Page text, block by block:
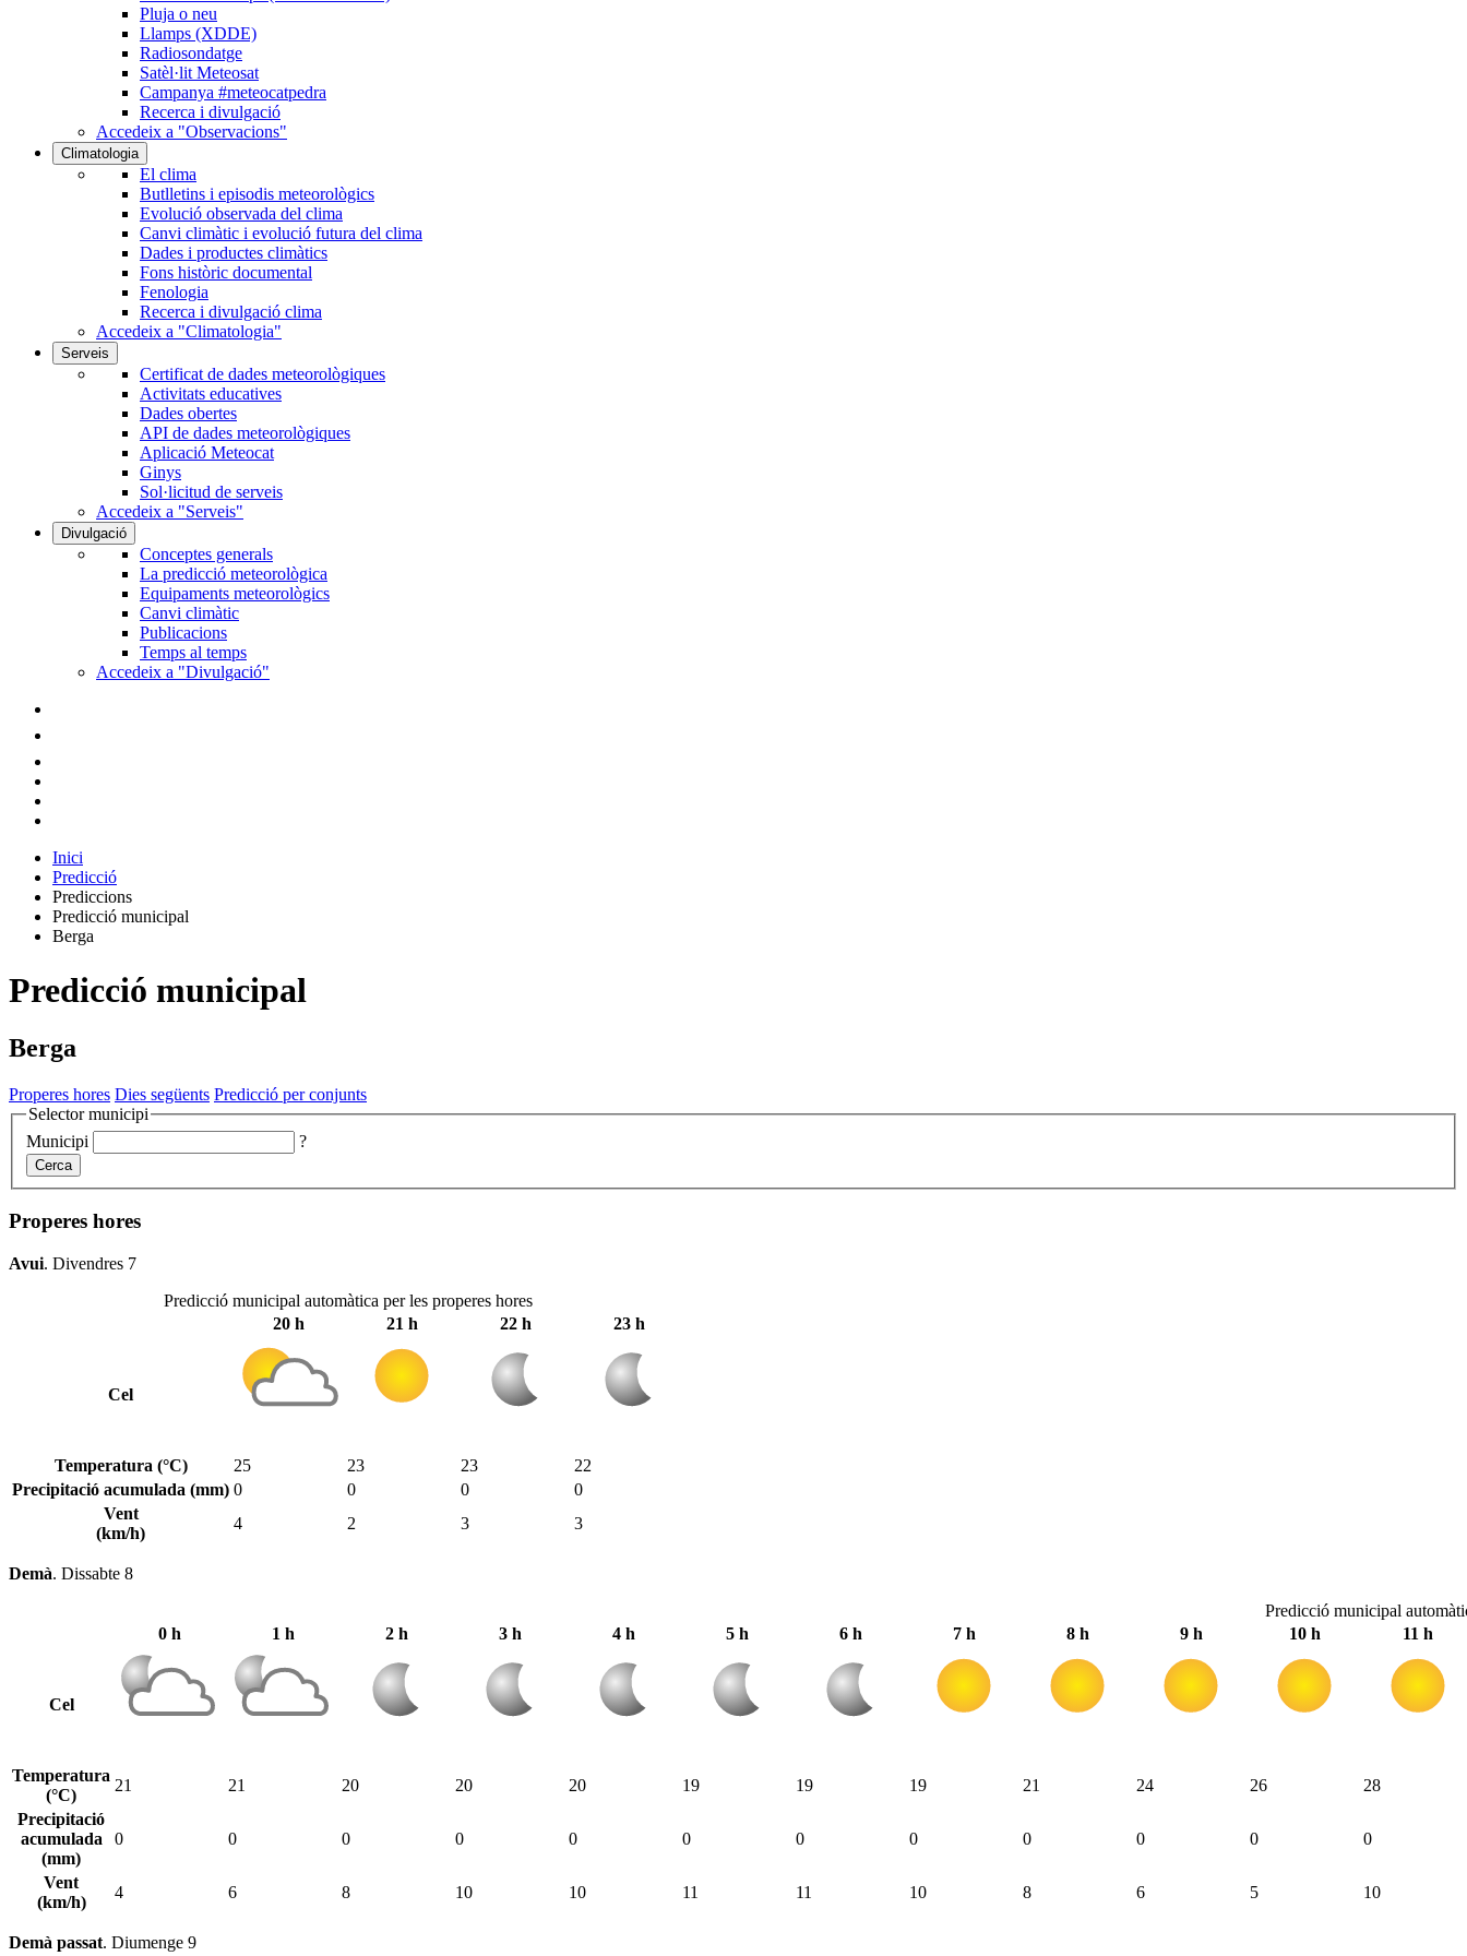
Pluja o neu
Llamps (XDDE)
Radiosondatge
Satèl·lit Meteosat
Campanya #meteocatpedra
Recerca i divulgació
Accedeix a "Observacions"
Climatologia
El clima
Butlletins i episodis meteorològics
Evolució observada del clima
Canvi climàtic i evolució futura del clima
Dades i productes climàtics
Fons històric documental
Fenologia
Recerca i divulgació clima
Accedeix a "Climatologia"
Serveis
Certificat de dades meteorològiques
Activitats educatives
Dades obertes
API de dades meteorològiques
Aplicació Meteocat
Ginys
Sol·licitud de serveis
Accedeix a "Serveis"
Divulgació
Conceptes generals
La predicció meteorològica
Equipaments meteorològics
Canvi climàtic
Publicacions
Temps al temps
Accedeix a "Divulgació"
Inici
Predicció
Prediccions
Predicció municipal
Berga
Predicció municipal
Berga
Properes hores Dies següents Predicció per conjunts
Selector municipi
Municipi
?
Cerca
Properes hores
Avui. Divendres 7
Predicció municipal automàtica per les properes hores
20 h
21 h 22 h 23 h
Cel
Temperatura (°C) 25 23 23
22
Precipitació acumulada (mm) 0 0 0
0
Vent
(km/h)
4 2 3 3
Demà. Dissabte 8
Predicció municipal
0 h
1 h 2 h 3 h 4 h 5 h 6 h 7 h 8 h 9 h 10 h 11 h
Cel
Temperatura
(°C)
21 21 20 20 20 19 19 19 21 24 26
28
Precipitació
acumulada
(mm)
0 0 0 0 0 0 0 0 0 0 0 0
Vent
(km/h)
4 6 8 10 10 11 11 10 8 6 5 10
Demà passat. Diumenge 9